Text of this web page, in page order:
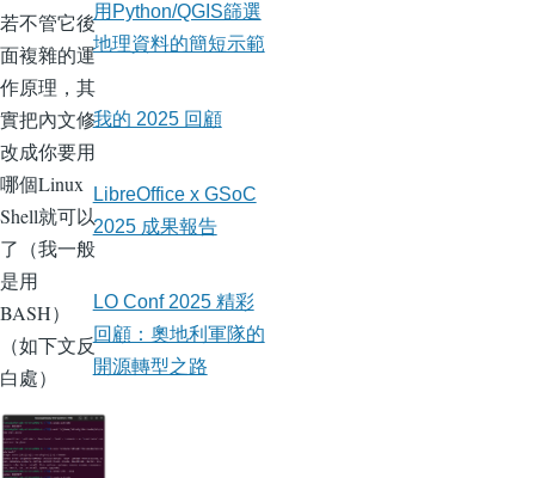
若不管它後
面複雜的運
作原理，其
實把內文修
改成你要用
哪個Linux
Shell就可以
了（我一般
是用
BASH）
（如下文反
白處）
用Python/QGIS篩選
地理資料的簡短示範
我的 2025 回顧
LibreOffice x GSoC
2025 成果報告
LO Conf 2025 精彩
回顧：奧地利軍隊的
開源轉型之路